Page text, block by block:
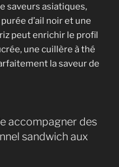
saveurs asiatiques,
d’ail noir et une
peut enrichir le profil
une cuillère à thé
la saveur de
accompagner des
sandwich aux